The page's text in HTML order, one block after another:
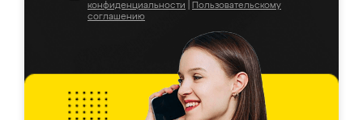
конфиденциальности
Пользовательскому
соглашению